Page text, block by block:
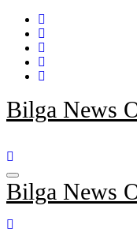
Bilga News
Bilga News